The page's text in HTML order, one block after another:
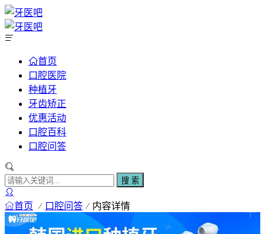
首页
口腔医院
种植牙
牙齿矫正
优惠活动
口腔百科
口腔问答
搜 索
首页 口腔问答 内容详情